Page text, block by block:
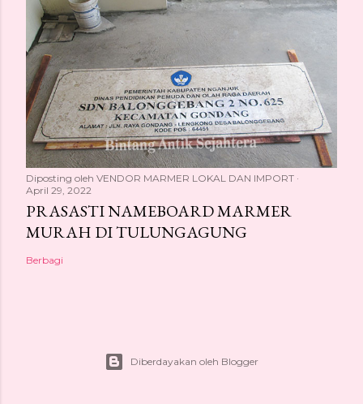
Diposting oleh VENDOR MARMER LOKAL DAN IMPORT
April 29, 2022
PRASASTI NAMEBOARD MARMER
MURAH DI TULUNGAGUNG
Berbagi
Diberdayakan oleh Blogger